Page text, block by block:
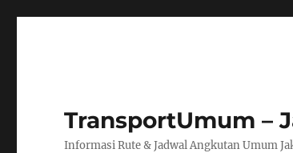
TransportUmum –
Informasi Rute & Jadwal Angkutan Umum